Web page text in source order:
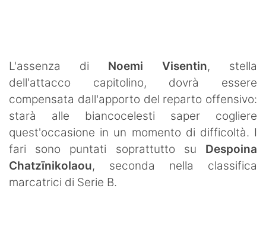
L'assenza di Noemi Visentin, stella
dell'attacco capitolino, dovrà essere
compensata dall'apporto del reparto offensivo:
starà alle biancocelesti saper cogliere
quest'occasione in un momento di difficoltà. I
fari sono puntati soprattutto su Despoina
Chatzīnikolaou, seconda nella classifica
marcatrici di Serie B.